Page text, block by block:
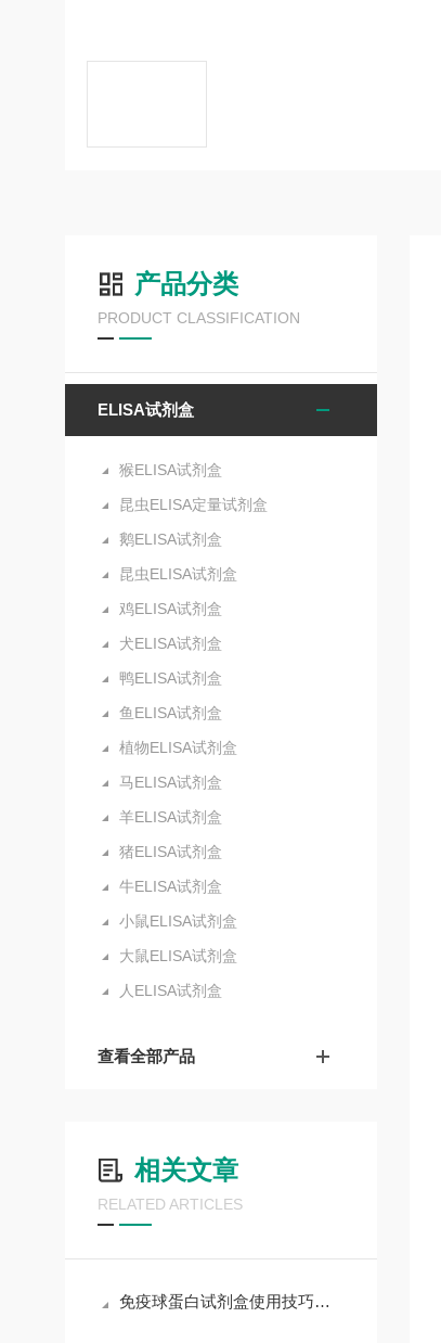
产品分类
PRODUCT CLASSIFICATION
ELISA试剂盒
猴ELISA试剂盒
昆虫ELISA定量试剂盒
鹅ELISA试剂盒
昆虫ELISA试剂盒
鸡ELISA试剂盒
犬ELISA试剂盒
鸭ELISA试剂盒
鱼ELISA试剂盒
植物ELISA试剂盒
马ELISA试剂盒
羊ELISA试剂盒
猪ELISA试剂盒
牛ELISA试剂盒
小鼠ELISA试剂盒
大鼠ELISA试剂盒
人ELISA试剂盒
查看全部产品
相关文章
RELATED ARTICLES
免疫球蛋白试剂盒使用技巧和要求